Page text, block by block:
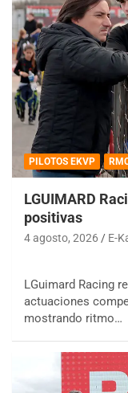
PILOTOS EKVP
LGUIMARD
positivas
4 agosto, 2026 E-
LGuimard Racing
actuaciones
mostrando ritmo…